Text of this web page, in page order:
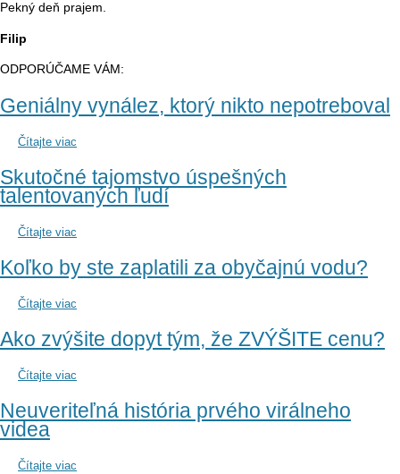
Pekný deň prajem.
Filip
ODPORÚČAME VÁM:
Geniálny vynález, ktorý nikto nepotreboval
Čítajte viac
Skutočné tajomstvo úspešných
talentovaných ľudí
Čítajte viac
Koľko by ste zaplatili za obyčajnú vodu?
Čítajte viac
Ako zvýšite dopyt tým, že ZVÝŠITE cenu?
Čítajte viac
Neuveriteľná história prvého virálneho
videa
Čítajte viac